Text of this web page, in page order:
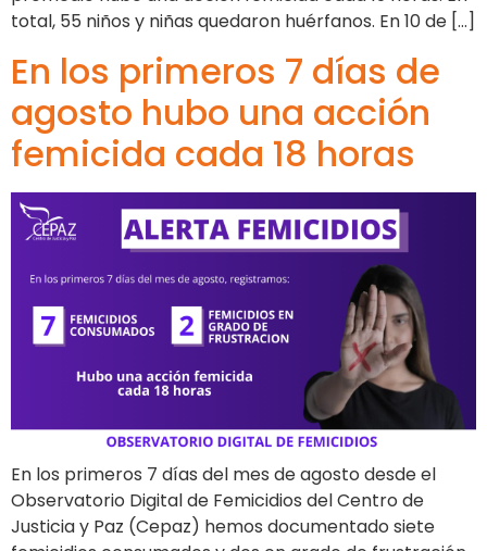
total, 55 niños y niñas quedaron huérfanos. En 10 de […]
En los primeros 7 días de
agosto hubo una acción
femicida cada 18 horas
En los primeros 7 días del mes de agosto desde el
Observatorio Digital de Femicidios del Centro de
Justicia y Paz (Cepaz) hemos documentado siete